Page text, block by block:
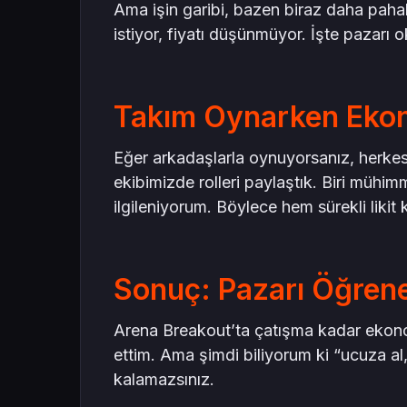
Ama işin garibi, bazen biraz daha
istiyor, fiyatı düşünmüyor. İşte pazarı
Takım Oynarken
Eğer arkadaşlarla oynuyorsanız,
ekibimizde rolleri paylaştık. Biri
ilgileniyorum. Böylece hem sürekli likit
Sonuç: Pazarı
Arena Breakout’ta çatışma kadar
ettim. Ama şimdi biliyorum ki “ucuza
kalamazsınız.